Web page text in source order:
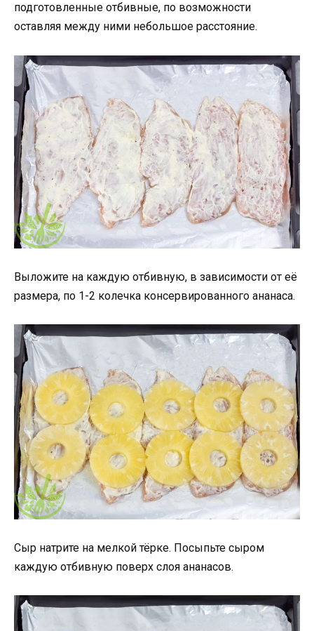
подготовленные отбивные, по возможности
оставляя между ними небольшое расстояние.
Выложите на каждую отбивную, в зависимости от её
размера, по 1-2 колечка консервированного ананаса.
Сыр натрите на мелкой тёрке. Посыпьте сыром
каждую отбивную поверх слоя ананасов.